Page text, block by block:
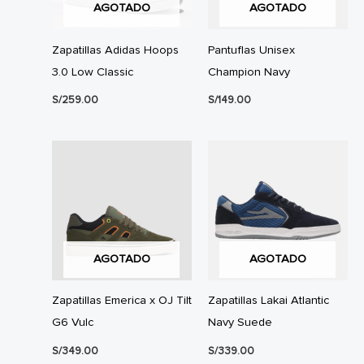
AGOTADO
Zapatillas Adidas Hoops
3.0 Low Classic
S/259.00
AGOTADO
Pantuflas Unisex
Champion Navy
S/149.00
AGOTADO
Zapatillas Emerica x OJ Tilt
G6 Vulc
S/349.00
AGOTADO
Zapatillas Lakai Atlantic
Navy Suede
S/339.00